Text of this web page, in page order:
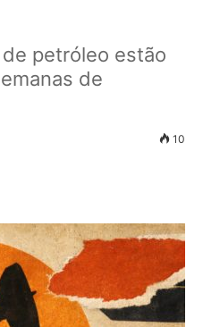
petróleo estão
de
10